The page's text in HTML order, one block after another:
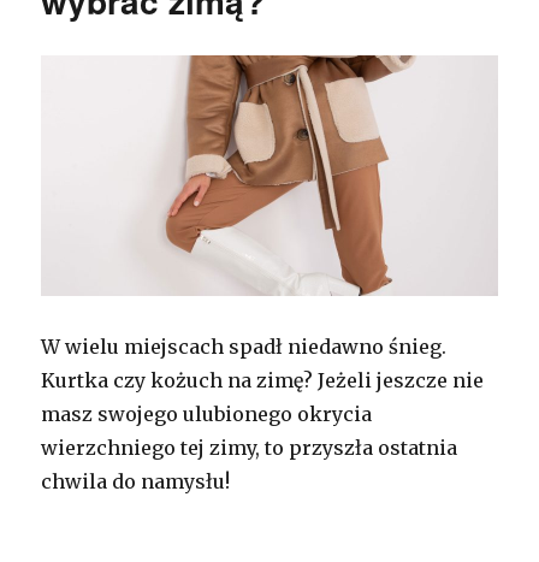
W wielu miejscach spadł niedawno śnieg.
Kurtka czy kożuch na zimę? Jeżeli jeszcze nie
masz swojego ulubionego okrycia
wierzchniego tej zimy, to przyszła ostatnia
chwila do namysłu!